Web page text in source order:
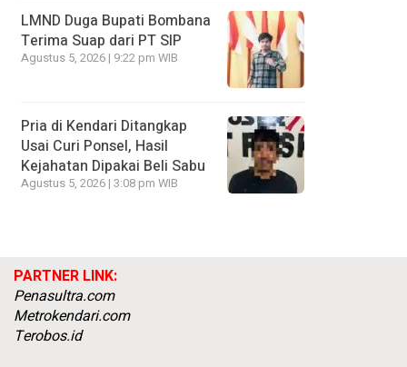
LMND Duga Bupati Bombana
Terima Suap dari PT SIP
Agustus 5, 2026 | 9:22 pm WIB
Pria di Kendari Ditangkap
Usai Curi Ponsel, Hasil
Kejahatan Dipakai Beli Sabu
Agustus 5, 2026 | 3:08 pm WIB
PARTNER LINK:
Penasultra.com
Metrokendari.com
Terobos.id